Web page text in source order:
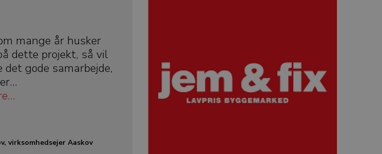
mange år husker
dette projekt, så vil
gode samarbejde,
virksomhedsejer Aaskov